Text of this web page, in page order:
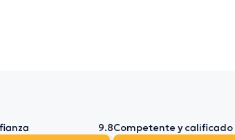
9.8Competente y calificado